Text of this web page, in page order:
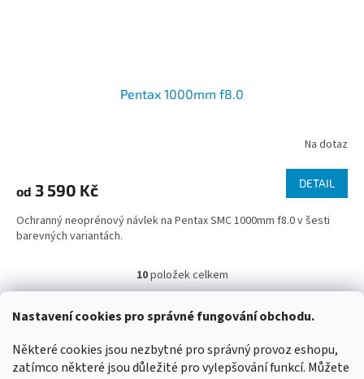
Nastavení cookies pro správné fungování obchodu.
Některé cookies jsou nezbytné pro správný provoz eshopu,
zatímco některé jsou důležité pro vylepšování funkcí. Můžete
Pentax 1000mm f8.0
Na dotaz
od 3 590 Kč DETAIL
Ochranný neoprénový návlek na Pentax SMC 1000mm f8.0 v šesti
barevných variantách.
O
v
l
d
a
c
10položek celkem